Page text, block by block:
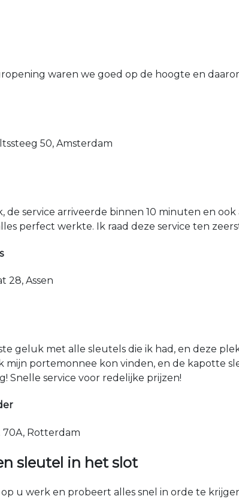
waren we goed op de hoogte en
50, Amsterdam
de service arriveerde binnen 10 minuten en
perfect werkte. Ik raad deze service ten
28, Assen
geluk met alle sleutels die ik had, en deze
mijn portemonnee kon vinden, en de kapotte
Snelle service voor redelijke prijzen!
Rotterdam
sleutel in het slot
u werk en probeert alles snel in orde te